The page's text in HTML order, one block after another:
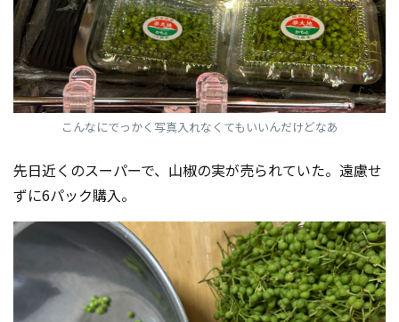
こんなにでっかく写真入れなくてもいいんだけどなあ
先日近くのスーパーで、山椒の実が売られていた。遠慮せ
ずに6パック購入。